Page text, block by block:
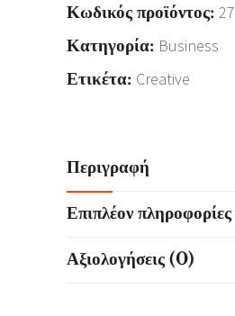
Κωδικός προϊόντος: 27
Κατηγορία: Business
Ετικέτα: Creative
Περιγραφή
Επιπλέον πληροφορίες
Αξιολογήσεις (0)